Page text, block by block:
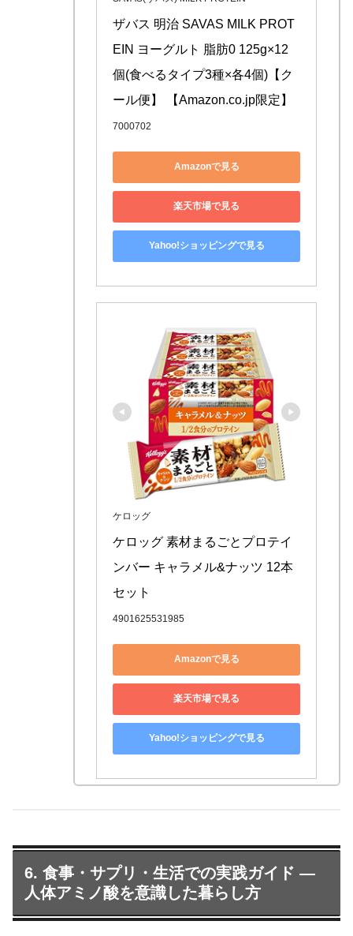
ザバス 明治 SAVAS MILK PROT
EIN ヨーグルト 脂肪0 125g×12
個(食べるタイプ3種×各4個)【ク
ール便】 【Amazon.co.jp限定】
7000702
Amazonで見る
楽天市場で見る
Yahoo!ショッピングで見る
ケロッグ
ケロッグ 素材まるごとプロテイ
ンバー キャラメル&ナッツ 12本
セット
4901625531985
Amazonで見る
楽天市場で見る
Yahoo!ショッピングで見る
6. 食事・サプリ・生活での実践ガイド —
人体アミノ酸を意識した暮らし方